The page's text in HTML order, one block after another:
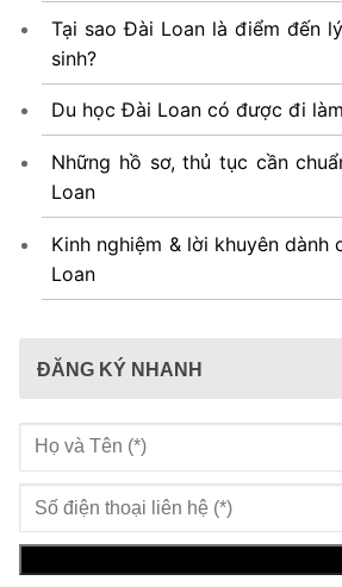
Tại sao Đài Loan là điểm đến
sinh?
Du học Đài Loan có được đi
Những hồ sơ, thủ tục cần
Loan
Kinh nghiệm & lời khuyên dành
Loan
ĐĂNG KÝ NHANH